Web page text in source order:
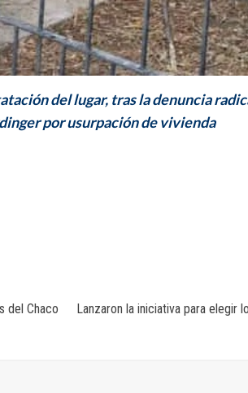
del lugar, tras la denuncia
por usurpación de vivienda
del Chaco
Lanzaron la iniciativa para elegir